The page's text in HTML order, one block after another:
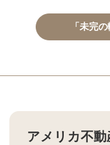
「未完
アメリカ不